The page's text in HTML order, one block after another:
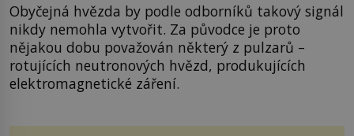
Obyčejná hvězda by podle odborníků takový signál
nikdy nemohla vytvořit. Za původce je proto
nějakou dobu považován některý z pulzarů –
rotujících neutronových hvězd, produkujících
elektromagnetické záření.